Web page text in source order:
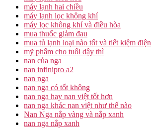
máy lạnh hai chiều
máy lạnh lọc không khí
máy lọc không khí và điều hòa
mua thuốc giảm đau
mua tủ lạnh loại nào tốt và tiết kiệm điện
mỹ phẩm cho tuổi dậy thì
nan của nga
nan infinipro a2
nan nga
nan nga có tốt không
nan nga hay nan việt tốt hơn
nan nga khác nan việt như thế nào
Nan Nga nắp vàng và nắp xanh
nan nga nắp xanh